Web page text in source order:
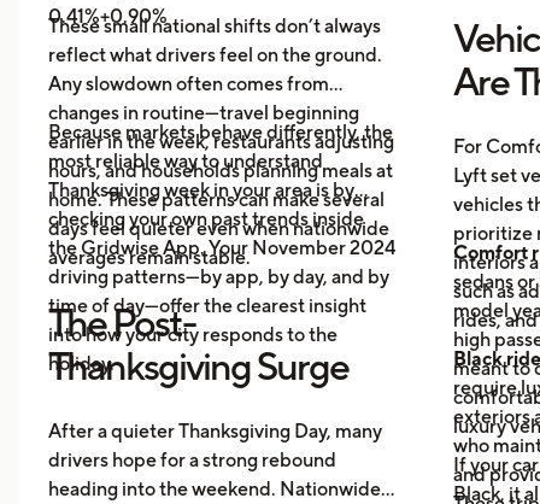
0.41%+0.90%
These small national shifts don’t always
reflect what drivers feel on the ground.
Any slowdown often comes from
changes in routine—travel beginning
earlier in the week, restaurants adjusting
hours, and households planning meals at
home. These patterns can make several
days feel quieter even when nationwide
averages remain stable.
Because markets behave differently, the
most reliable way to understand
Thanksgiving week in your area is by
checking your own past trends inside
the Gridwise App. Your November 2024
driving patterns—by app, by day, and by
time of day—offer the clearest insight
into how your city responds to the
holiday.
The Post-
Thanksgiving Surge
After a quieter Thanksgiving Day, many
drivers hope for a strong rebound
heading into the weekend. Nationwide
Are
For
Lyft set
vehicles
prioritize
interiors
such as
rides,
Comfort
sedans
model
high
meant to
luxury
Black
require
exteriors
who
and
If your
Black, it